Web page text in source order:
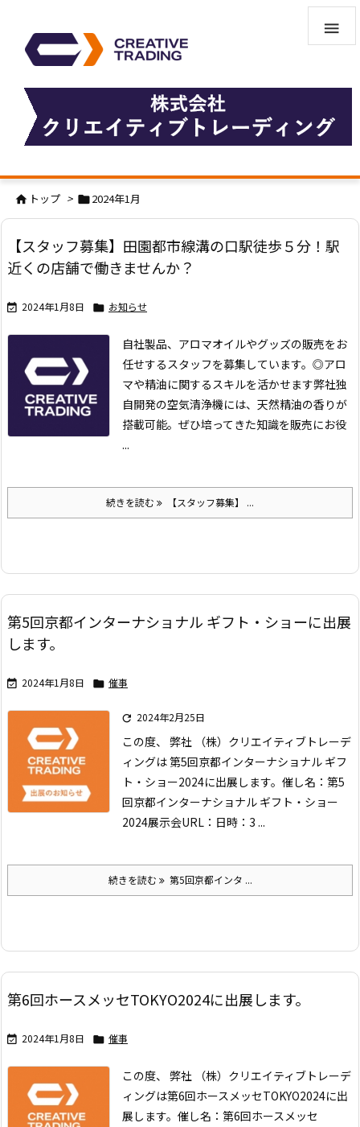

 トップ > 2024年1月
【スタッフ募集】田園都市線溝の口駅徒歩５分！駅
近くの店舗で働きませんか？
 2024年1月8日  お知らせ
自社製品、アロマオイルやグッズの販売をお
任せするスタッフを募集しています。 ◎アロ
マや精油に関するスキルを活かせます弊社独
自開発の空気清浄機には、天然精油の香りが
搭載可能。 ぜひ培ってきた知識を販売にお役
...
続きを読む 【スタッフ募集】 ...
第5回京都インターナショナル ギフト・ショーに出展
します。
 2024年1月8日  催事
 2024年2月25日
この度、 弊社 （株）クリエイティブトレーデ
ィングは 第5回京都インターナショナル ギフ
ト・ショー2024に出展します。 催し名：第5
回京都インターナショナル ギフト・ショー
2024展示会URL： 日時：3 ...
続きを読む 第5回京都インタ ...
第6回ホースメッセTOKYO2024に出展します。
 2024年1月8日  催事
この度、 弊社 （株）クリエイティブトレーデ
ィングは第6回ホースメッセTOKYO2024に出
展します。 催し名：第6回ホースメッセ